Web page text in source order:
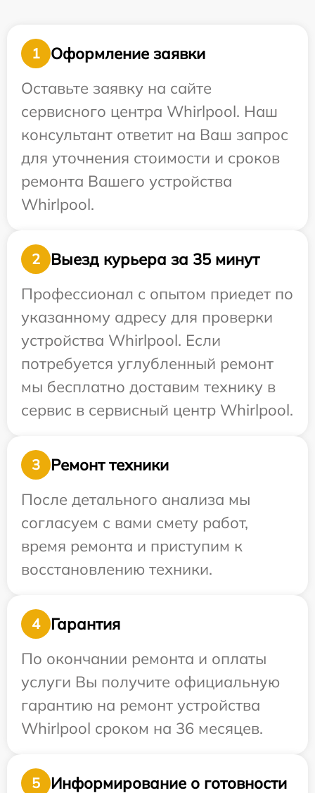
1
Оформление заявки
Оставьте заявку на сайте
сервисного центра Whirlpool. Наш
консультант ответит на Ваш запрос
для уточнения стоимости и сроков
ремонта Вашего устройства
Whirlpool.
2
Выезд курьера за 35 минут
Профессионал с опытом приедет по
указанному адресу для проверки
устройства Whirlpool. Если
потребуется углубленный ремонт
мы бесплатно доставим технику в
сервис в сервисный центр Whirlpool.
3
Ремонт техники
После детального анализа мы
согласуем с вами смету работ,
время ремонта и приступим к
восстановлению техники.
4
Гарантия
По окончании ремонта и оплаты
услуги Вы получите официальную
гарантию на ремонт устройства
Whirlpool сроком на 36 месяцев.
5 Информирование о готовности